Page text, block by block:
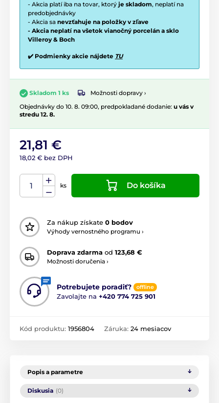
- Akcia platí iba na tovar, ktorý je skladom, neplatí na
predobjednávky
- Akcia sa nevzťahuje na položky v zľave
- Akcia neplatí na všetok vianočný porcelán a sklo
Villeroy & Boch
✔️ Podmienky akcie nájdete TU
Skladom 1 ks
Možnosti dopravy ›
Objednávky do 10. 8. 09:00, predpokladané dodanie: u vás v
stredu 12. 8.
21,81 €
18,02 € bez DPH
ks Do košíka
Za nákup získate 0 bodov
Výhody vernostného programu ›
Doprava zdarma od 123,68 €
Možnosti doručenia ›
Potrebujete poradiť? offline
Zavolajte na +420 774 725 901
Kód produktu: 1956804 Záruka: 24 mesiacov
Popis a parametre
Diskusia (0)